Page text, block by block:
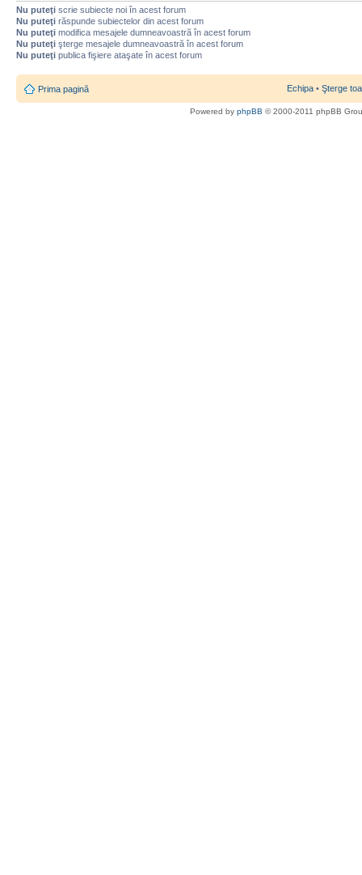
Nu puteţi scrie subiecte noi în acest forum
Nu puteţi răspunde subiectelor din acest forum
Nu puteţi modifica mesajele dumneavoastră în acest forum
Nu puteţi şterge mesajele dumneavoastră în acest forum
Nu puteţi publica fişiere ataşate în acest forum
Prima pagină Echipa • Şterge
Powered by phpBB © 2000-2011 phpBB